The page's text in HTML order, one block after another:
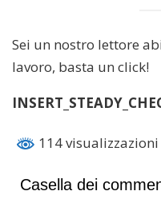
Sei un nostro lettore
lavoro, basta un click!
114
Casella dei